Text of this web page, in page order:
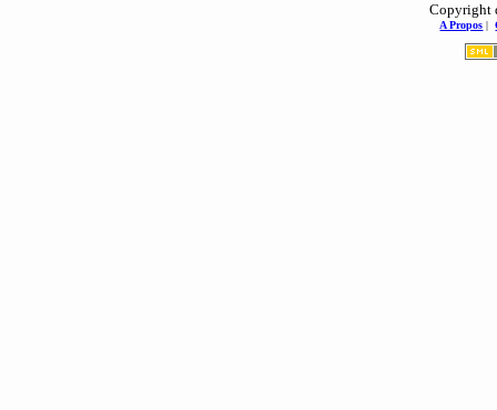
Copyright
A Propos |